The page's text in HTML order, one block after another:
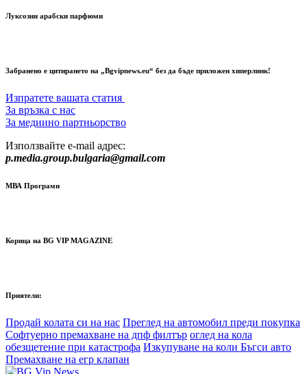
Луксозни арабски парфюми
Забранено е цитирането на „Bgvipnews.eu“ без да бъде приложен хиперлинк!
Изпратете вашата статия
За връзка с нас
За медиино партньорство
Използвайте e-mail адрес:
p.media.group.bulgaria@gmail.com
МВА Програми
Корица на BG VIP MAGAZINE
Приятели:
Продай колата си на нас Преглед на автомобил преди покупка
Софтуерно премахване на дпф филтър оглед на кола
обезщетение при катастрофа Изкупуване на коли Бъгси авто
Премахване на егр клапан